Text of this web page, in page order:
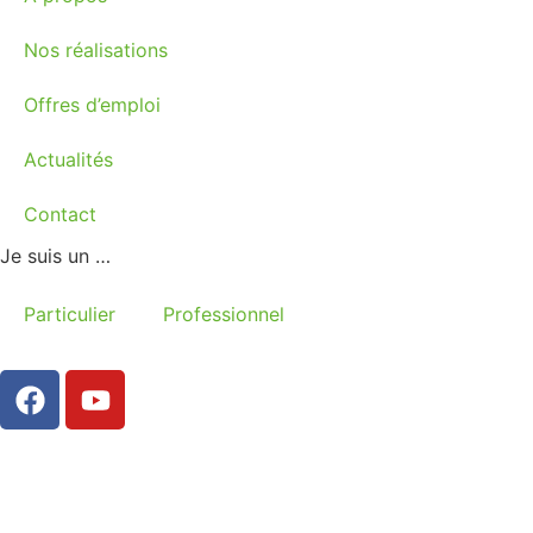
Nos réalisations
Offres d’emploi
Actualités
Contact
Je suis un …
Particulier Professionnel